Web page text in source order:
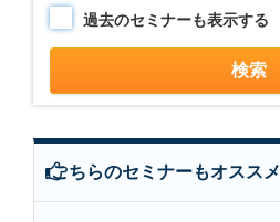
過去のセミナーも表示する
こちらのセミナーもオススメ